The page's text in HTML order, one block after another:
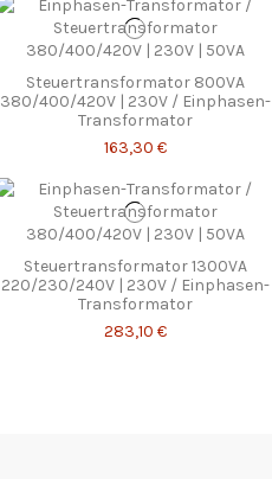
Steuertransformator 800VA
380/400/420V | 230V / Einphasen-
Transformator
163,30 €
Steuertransformator 1300VA
220/230/240V | 230V / Einphasen-
Transformator
283,10 €